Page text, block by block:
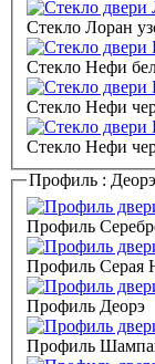
Стекло Лоран
Стекло Нефи
Стекло Нефи
Стекло Нефи
Профиль : Деорэ
Профиль
Профиль Серая
Профиль Деорэ
Профиль